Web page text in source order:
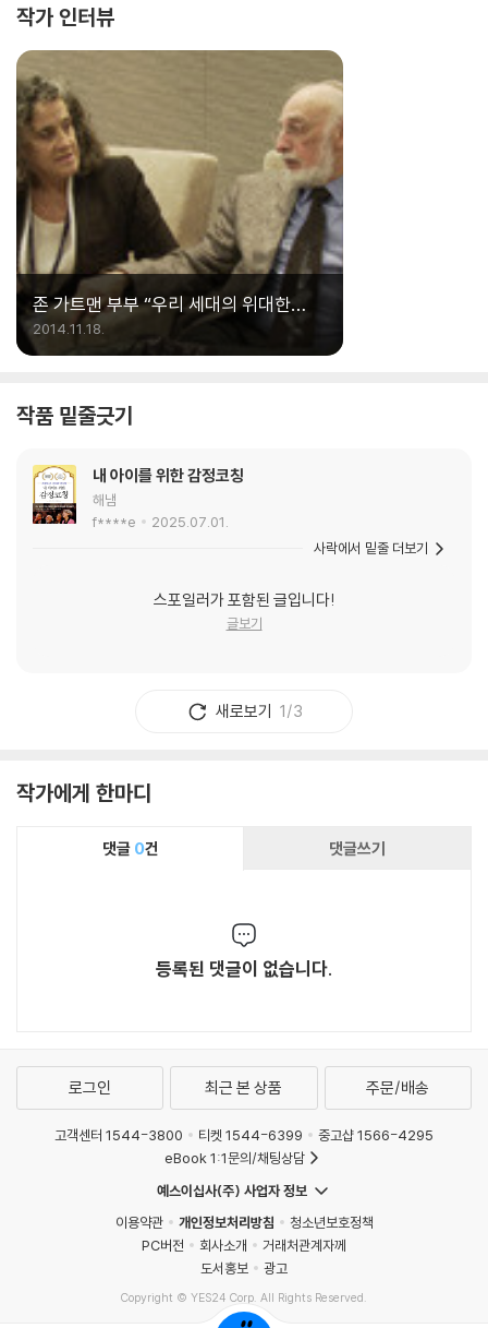
작가 인터뷰
존 가트맨 부부 “우리 세대의 위대한
유산은 아이”
2014.11.18.
작품 밑줄긋기
내 아이를 위한 감정코칭
해냄
f****e
2025.07.01.
사락에서 밑줄 더보기
스포일러가 포함된 글입니다!
글보기
새로보기 1/3
작가에게 한마디
댓글 0건 댓글쓰기
등록된 댓글이 없습니다.
로그인 최근 본 상품 주문/배송
고객센터 1544-3800 티켓 1544-6399
중고샵 1566-4295
eBook 1:1문의/채팅상담
예스이십사(주) 사업자 정보
이용약관
개인정보처리방침
청소년보호정책
PC버전
회사소개
거래처관계자께
도서홍보
광고
Copyright © YES24 Corp. All Rights Reserved.